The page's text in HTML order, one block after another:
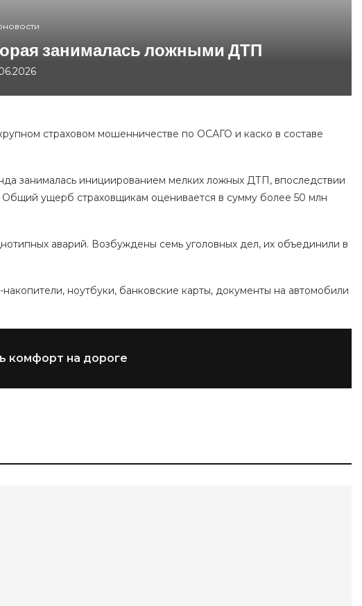
занималась ложными ДТП
страховом мошенничестве по ОСАГО и каско в составе
занималась инициированием мелких ложных ДТП, впоследствии
ущерб страховщикам оценивается в сумму более 50 млн
аварий. Возбуждены семь уголовных дел, их объединили в
ноутбуки, банковские карты, документы на автомобили
комфорт на дороге